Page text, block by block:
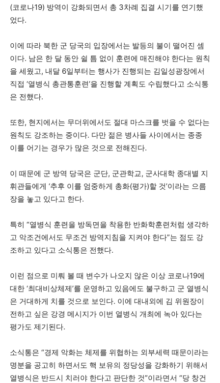
(코로나19) 방역이 강화되면서 총 3차례 집결 시기를 연기했
었다.
이에 따라 북한 군 당국의 입장에서는 발등의 불이 떨어진 셈
이다. 남은 한 달 동안 쉴 틈 없이 훈련에 매진해야 한다는 원칙
을 세웠고, 내달 6일부터는 행사가 진행되는 김일성광장에서
직접 ‘열병식 총관통훈련’을 진행할 계획도 수립했다고 소식통
은 전했다.
또한, 현지에서는 무더위에서도 절대 마스크를 벗을 수 없다는
원칙도 강조하는 중이다. 다만 젊은 병사들 사이에서는 종종
이를 어기는 경우가 많은 것으로 전해진다.
이 때문에 군 방역 당국은 군단, 군관학교, 군사대학 종대별 지
휘관들에게 ‘추후 이를 엄중하게 총화(평가)할 것’이라는 으름
장을 놓고 있다고 한다.
특히 “열병식 훈련을 방독면을 착용한 반화학훈련처럼 생각하
고 악조건에서도 무조건 방역지침을 지켜야 한다”는 점도 강
조하고 있다고 소식통은 전했다.
이런 점으로 미뤄 볼 때 변수가 나오지 않은 이상 코로나19에
대한 ‘최대비상체제’를 운영하고 있음에도 불구하고 군 열병식
은 거대하게 치를 것으로 보인다. 이에 대내외에 김 위원장이
전하고 싶은 강경 메시지가 이번 열병식 개최에 녹아 있다는
평가도 제기된다.
소식통은 “경제 악화는 체제를 위협하는 외부세력 때문이라는
명분을 공고히 하면서도 핵 보유의 정당성을 강화하기 위해서
열병식은 반드시 치러야 한다고 판단한 것”이라면서 “당 창건